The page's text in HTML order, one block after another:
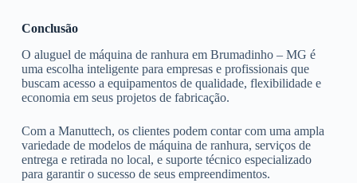
Conclusão
O aluguel de máquina de ranhura em Brumadinho – MG é
uma escolha inteligente para empresas e profissionais que
buscam acesso a equipamentos de qualidade, flexibilidade e
economia em seus projetos de fabricação.
Com a Manuttech, os clientes podem contar com uma ampla
variedade de modelos de máquina de ranhura, serviços de
entrega e retirada no local, e suporte técnico especializado
para garantir o sucesso de seus empreendimentos.